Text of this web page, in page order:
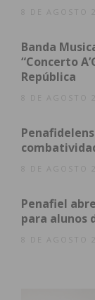
8 DE AGOSTO
Banda
“Concerto
República
8 DE AGOSTO
8 DE AGOSTO
Penafiel
para alunos
8 DE AGOSTO